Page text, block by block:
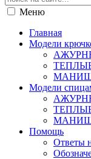
Меню
Главная
Модели
Модели
Помощь
Ответы